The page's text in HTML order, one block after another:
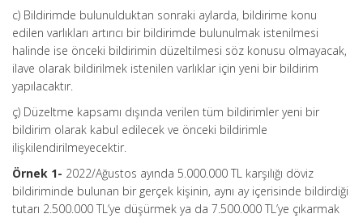
c) Bildirimde bulunulduktan sonraki aylarda, bildirime konu
edilen varlıkları artırıcı bir bildirimde bulunulmak istenilmesi
halinde ise önceki bildirimin düzeltilmesi söz konusu olmayacak,
ilave olarak bildirilmek istenilen varlıklar için yeni bir bildirim
yapılacaktır.
ç) Düzeltme kapsamı dışında verilen tüm bildirimler yeni bir
bildirim olarak kabul edilecek ve önceki bildirimle
ilişkilendirilmeyecektir.
Örnek 1- 2022/Ağustos ayında 5.000.000 TL karşılığı döviz
bildiriminde bulunan bir gerçek kişinin, aynı ay içerisinde bildirdiği
tutarı 2.500.000 TL’ye düşürmek ya da 7.500.000 TL’ye çıkarmak